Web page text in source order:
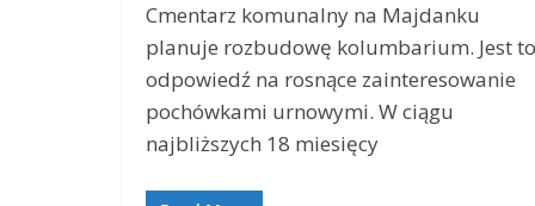
Cmentarz komunalny na Majdanku
planuje rozbudowę kolumbarium. Jest to
odpowiedź na rosnące zainteresowanie
pochówkami urnowymi. W ciągu
najbliższych 18 miesięcy